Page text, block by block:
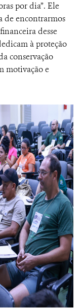
por dia”. Ele
de encontrarmos
desse
à proteção
conservação
motivação e